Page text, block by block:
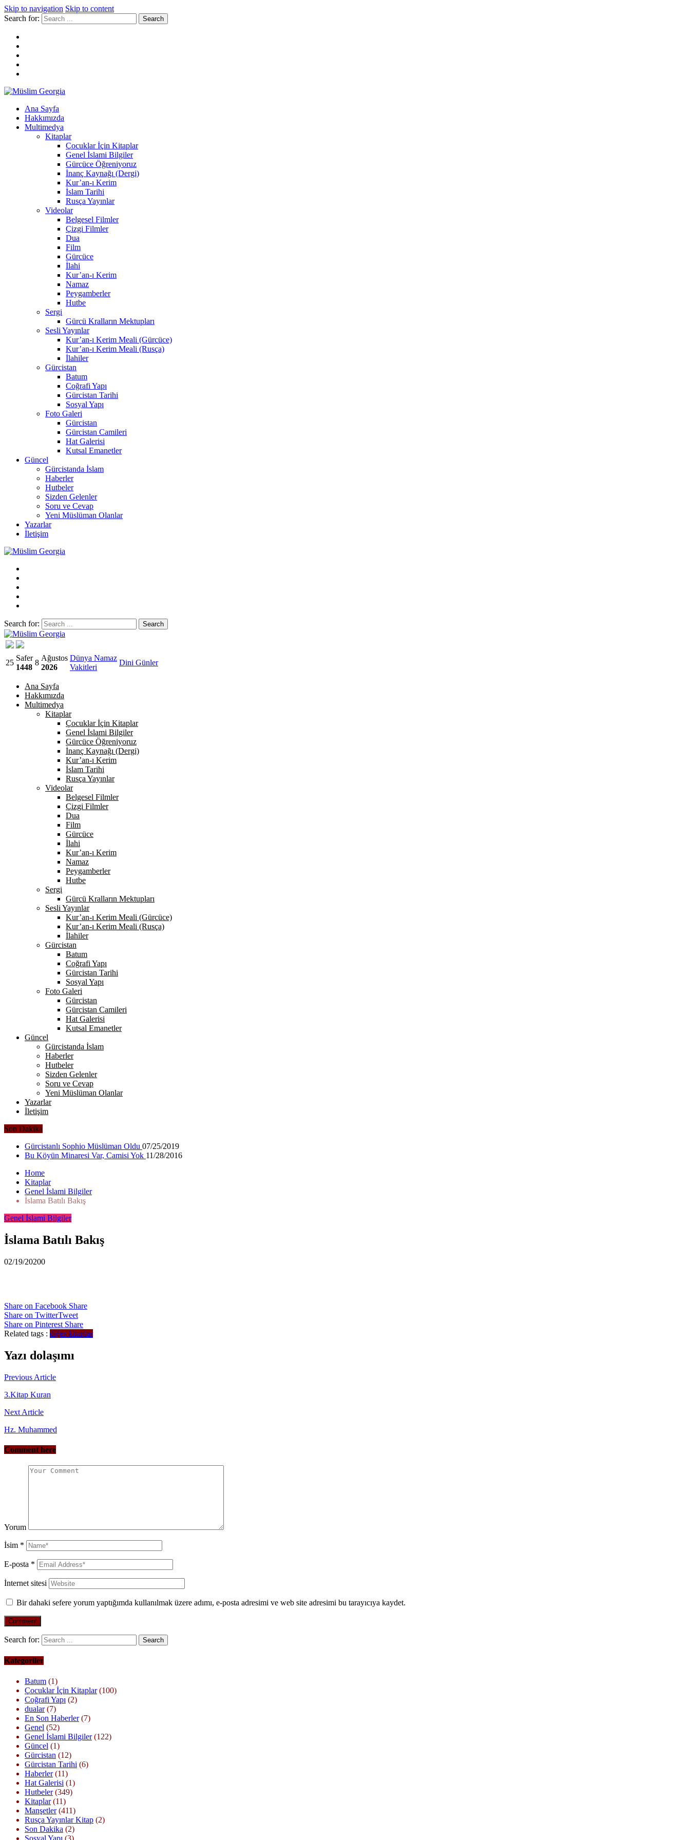
Skip to navigation Skip to content
Search for:
Müslim Georgia
Ana Sayfa
Hakkımızda
Multimedya
Kitaplar
Çocuklar İçin Kitaplar
Genel İslami Bilgiler
Gürcüce Öğreniyoruz
İnanç Kaynağı (Dergi)
Kur’an-ı Kerim
İslam Tarihi
Rusça Yayınlar
Videolar
Belgesel Filmler
Çizgi Filmler
Dua
Film
Gürcüce
İlahi
Kur’an-ı Kerim
Namaz
Peygamberler
Hutbe
Sergi
Gürcü Kralların Mektupları
Sesli Yayınlar
Kur’an-ı Kerim Meali (Gürcüce)
Kur’an-ı Kerim Meali (Rusça)
İlahiler
Gürcistan
Batum
Coğrafi Yapı
Gürcistan Tarihi
Sosyal Yapı
Foto Galeri
Gürcistan
Gürcistan Camileri
Hat Galerisi
Kutsal Emanetler
Güncel
Gürcistanda İslam
Haberler
Hutbeler
Sizden Gelenler
Soru ve Cevap
Yeni Müslüman Olanlar
Yazarlar
İletişim
Search for:
Müslim Georgia
25
Safer
1448
8
Ağustos
2026
Dünya Namaz
Vakitleri
Dini Günler
Ana Sayfa
Hakkımızda
Multimedya
Kitaplar
Çocuklar İçin Kitaplar
Genel İslami Bilgiler
Gürcüce Öğreniyoruz
İnanç Kaynağı (Dergi)
Kur’an-ı Kerim
İslam Tarihi
Rusça Yayınlar
Videolar
Belgesel Filmler
Çizgi Filmler
Dua
Film
Gürcüce
İlahi
Kur’an-ı Kerim
Namaz
Peygamberler
Hutbe
Sergi
Gürcü Kralların Mektupları
Sesli Yayınlar
Kur’an-ı Kerim Meali (Gürcüce)
Kur’an-ı Kerim Meali (Rusça)
İlahiler
Gürcistan
Batum
Coğrafi Yapı
Gürcistan Tarihi
Sosyal Yapı
Foto Galeri
Gürcistan
Gürcistan Camileri
Hat Galerisi
Kutsal Emanetler
Güncel
Gürcistanda İslam
Haberler
Hutbeler
Sizden Gelenler
Soru ve Cevap
Yeni Müslüman Olanlar
Yazarlar
İletişim
Son Dakika
Gürcistanlı Sophio Müslüman Oldu 07/25/2019
Bu Köyün Minaresi Var, Camisi Yok 11/28/2016
Home
Kitaplar
Genel İslami Bilgiler
İslama Batılı Bakış
Genel İslami Bilgiler
İslama Batılı Bakış
02/19/20200
Share on Facebook Share
Share on TwitterTweet
Share on Pinterest Share
Related tags : diğer-kitaplar
Yazı dolaşımı
Previous Article
3.Kitap Kuran
Next Article
Hz. Muhammed
Comment here
Yorum
İsim *
E-posta *
İnternet sitesi
Bir dahaki sefere yorum yaptığımda kullanılmak üzere adımı, e-posta adresimi ve web site adresimi bu tarayıcıya kaydet.
Search for:
Kategoriler
Batum (1)
Çocuklar İçin Kitaplar(100)
Coğrafi Yapı (2)
dualar(7)
En Son Haberler(7)
Genel (52)
Genel İslami Bilgiler(122)
Güncel (1)
Gürcistan (12)
Gürcistan Tarihi (6)
Haberler(11)
Hat Galerisi (1)
Hutbeler(349)
Kitaplar(11)
Manşetler(411)
Rusça Yayınlar Kitap (2)
Son Dakika (2)
Sosyal Yapı (3)